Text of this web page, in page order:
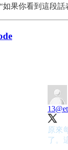
“如果你看到這段
13
原來
了。